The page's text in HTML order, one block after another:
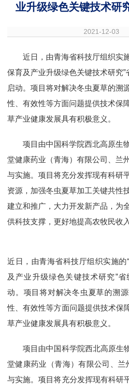
业升级绿色关键技术研
2021-12-03
近日，由青海省科技厅组织实
保育及产业升级绿色关键技术研究
启动。项目将对解决冬虫夏草的溯
性、有效性等方面问题提供技术保
草产业健康发展具有积极意义。
项目由中国科学院西北高原生
堂健康药业（青海）有限公司、兰
与实施。项目将充分发挥现有科研
资源，加强冬虫夏草加工关键共性
建立和推广，大力开发新产品，为
供科技支撑，更好地提高农牧民收
近日，由青海省科技厅组织实施
及产业升级绿色关键技术研究”
动。项目将对解决冬虫夏草的溯
性、有效性等方面问题提供技术保
草产业健康发展具有积极意义。
项目由中国科学院西北高原生
堂健康药业（青海）有限公司、兰
与实施。项目将充分发挥现有科研